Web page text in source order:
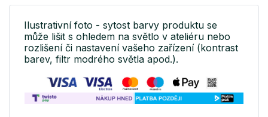
Ilustrativní foto - sytost barvy produktu se
může lišit s ohledem na světlo v ateliéru nebo
rozlišení či nastavení vašeho zařízení (kontrast
barev, filtr modrého světla apod.).